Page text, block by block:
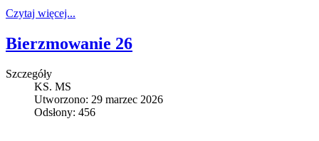
Czytaj więcej...
Bierzmowanie 26
Szczegóły
KS. MS
Utworzono: 29 marzec 2026
Odsłony: 456